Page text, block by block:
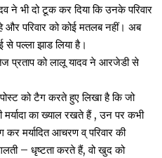
ने भी दो टूक कर दिया कि उनके परिवार
परिवार को कोई मतलब नहीं। अब
से पल्ला झाड लिया है।
प्रताप को लालू यादव ने आरजेडी से
को टैग करते हुए लिखा है कि जो
मर्यादा का ख्याल रखते हैं , उन पर कभी
मर्यादित आचरण व् परिवार की
गलती – धृष्टता करते हैं, वो खुद को